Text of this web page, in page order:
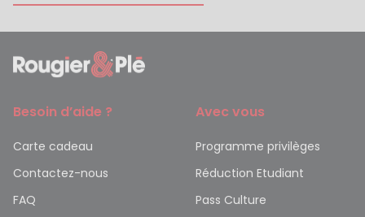
Besoin d’aide ?
Carte cadeau
Contactez-nous
FAQ
Avec vous
Programme privilèges
Réduction Etudiant
Pass Culture